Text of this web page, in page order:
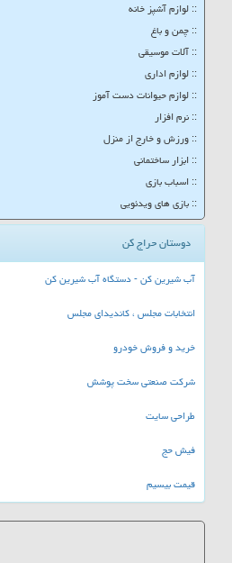
:: لوازم آشپز خانه
:: چمن و باغ
:: آلات موسیقی
:: لوازم اداری
:: لوازم حیوانات دست آموز
:: نرم افزار
:: ورزش و خارج از منزل
:: ابزار ساختمانی
:: اسباب بازی
:: بازی های ویدئویی
دوستان حراج کن
آب شیرین کن - دستگاه آب شیرین کن
انتخابات مجلس ، کاندیدای مجلس
خرید و فروش خودرو
شرکت صنعتی سخت پوشش
طراحی سایت
فیش حج
قیمت بیسیم